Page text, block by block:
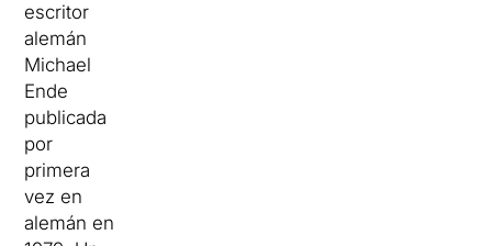
escritor
alemán
Michael
Ende
publicada
por
primera
vez en
alemán en